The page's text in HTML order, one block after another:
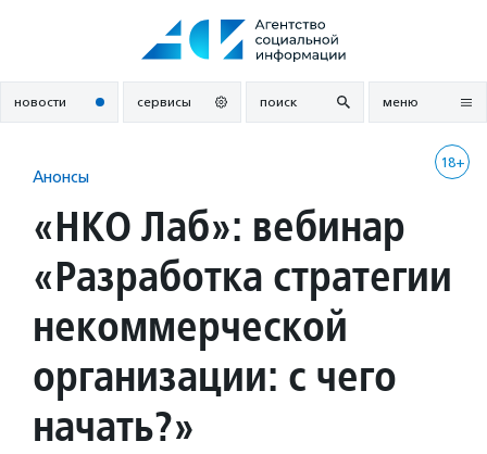
новости сервисы поиск меню
18+
Анонсы
«НКО Лаб»: вебинар
«Разработка стратегии
некоммерческой
организации: с чего
начать?»